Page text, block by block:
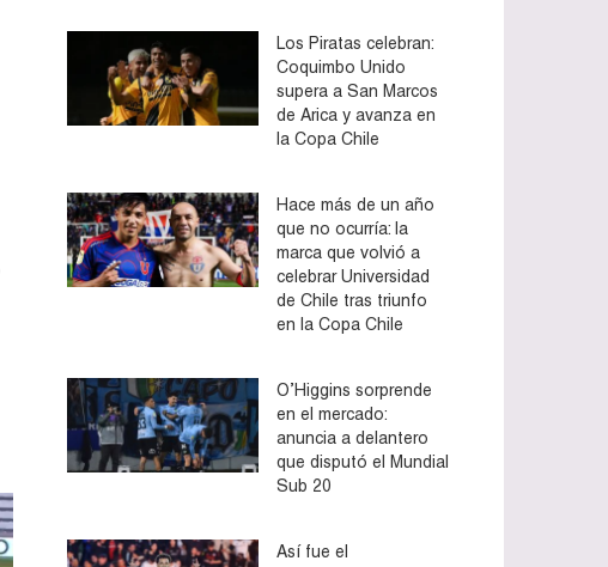
Los Piratas celebran:
Coquimbo Unido
supera a San Marcos
de Arica y avanza en
la Copa Chile
Hace más de un año
que no ocurría: la
marca que volvió a
celebrar Universidad
de Chile tras triunfo
en la Copa Chile
O’Higgins sorprende
en el mercado:
anuncia a delantero
que disputó el Mundial
Sub 20
Así fue el